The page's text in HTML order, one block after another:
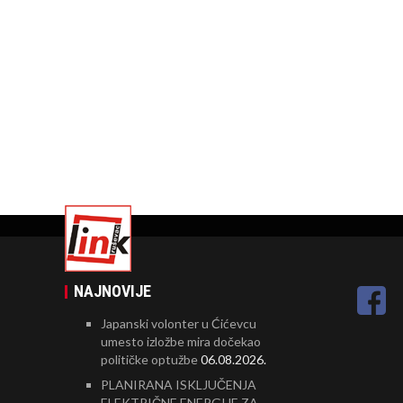
NAJNOVIJE
Japanski volonter u Ćićevcu
umesto izložbe mira dočekao
političke optužbe06.08.2026.
PLANIRANA ISKLJUČENJA